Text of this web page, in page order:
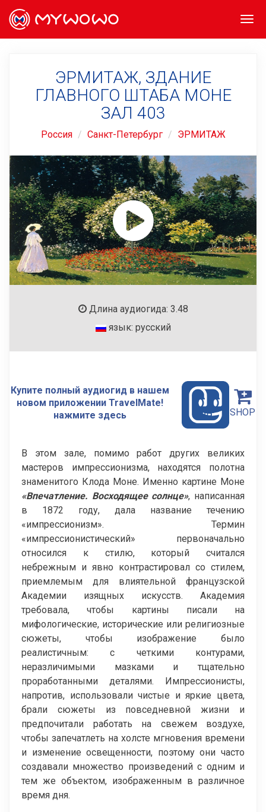
ЭРМИТАЖ, ЗДАНИЕ
ГЛАВНОГО ШТАБА МОНЕ
ЗАЛ 403
Россия Санкт-Петербург ЭРМИТАЖ
Длина аудиогида: 3.48
язык: русский
Купите полный аудиогид в нашем
новом приложении TravelMate!
нажмите здесь
SHOP
В этом зале, помимо работ других великих
мастеров импрессионизма, находятся полотна
знаменитого Клода Моне. Именно картине Моне
«Впечатление. Восходящее солнце», написанная
в 1872 году, дала название течению
«импрессионизм». Термин
«импрессионистический» первоначально
относился к стилю, который считался
небрежным и явно контрастировал со стилем,
приемлемым для влиятельной французской
Академии изящных искусств. Академия
требовала, чтобы картины писали на
мифологические, исторические или религиозные
сюжеты, чтобы изображение было
реалистичным: с четкими контурами,
неразличимыми мазками и тщательно
проработанными деталями. Импрессионисты,
напротив, использовали чистые и яркие цвета,
брали сюжеты из повседневной жизни и
предпочитали работать на свежем воздухе,
чтобы запечатлеть на холсте мгновения времени
и изменение освещенности, поэтому они часто
создавали множество произведений с одним и
тем же объектом, изображенным в различное
время дня.